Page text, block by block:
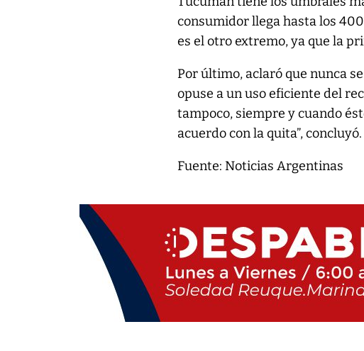
consumidor llega hasta los
es el otro extremo, ya que la
Por último, aclaró que nunca
opuse a un uso eficiente del
tampoco, siempre y cuando
acuerdo con la quita”, concluyó.
Fuente: Noticias Argentinas